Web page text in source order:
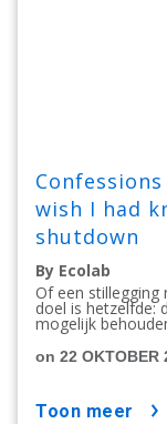
wish I had
shutdown
By Ecolab
Of een stillegging
doel is hetzelfde:
mogelijk
on 22 OKTOBER
toon meer